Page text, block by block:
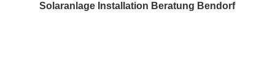
Solaranlage Installation Beratung Bendorf